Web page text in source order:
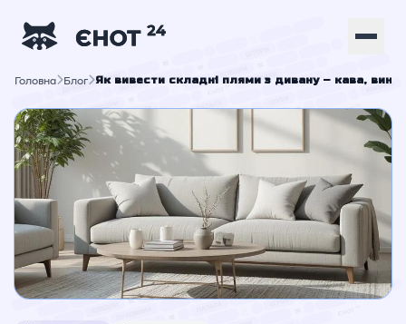
Головна Блог Як вивести складні плями з дивану – кава,